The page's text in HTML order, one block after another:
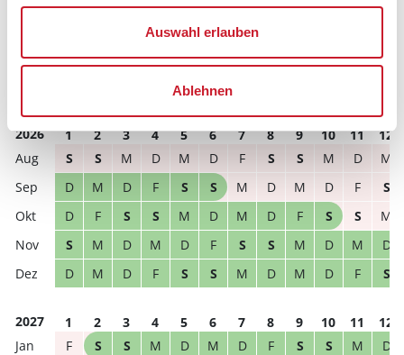
Auswahl erlauben
Ablehnen
Anzahl Reisende
gewählter Zeitraum
2026 1 2 3 4 5 6 7 8 9 10 11
12
S
S M D M D F S S M D
M
D
M D F S S M D M D F
S
D
F S S M D M D F S S
M
S
M D M D F S S M D M
D
D
M D F S S M D M D F S
2027 1 2 3 4 5 6 7 8 9 10 11
12
F
S S M D M D F S S M
D